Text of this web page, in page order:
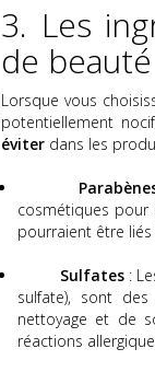
3. Les
de beauté
Lorsque vous
potentiellement
éviter dans les
cosmétiques pour
pourraient être
Sulfates:
sulfate), sont
nettoyage et de
réactions